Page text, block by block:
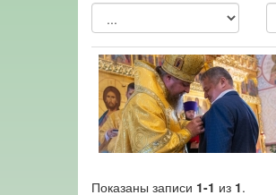
Показаны записи 1-1 из 1.